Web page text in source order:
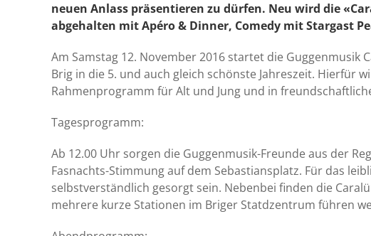
neuen Anlass präsentieren zu dürfen. Neu wird die
abgehalten mit Apéro & Dinner, Comedy mit Stargast
Am Samstag 12. November 2016 startet die Guggenmusik
Brig in die 5. und auch gleich schönste Jahreszeit. Hierfür
Rahmenprogramm für Alt und Jung und in
Tagesprogramm:
Ab 12.00 Uhr sorgen die Guggenmusik-Freunde aus der
Fasnachts-Stimmung auf dem Sebastiansplatz. Für das
selbstverständlich gesorgt sein. Nebenbei finden die
mehrere kurze Stationen im Briger Statdzentrum führen